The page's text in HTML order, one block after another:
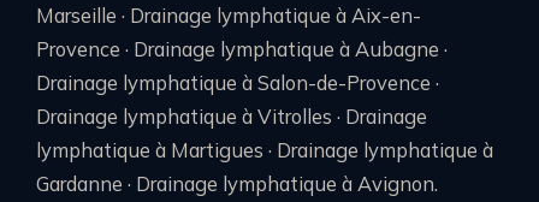
Marseille · Drainage lymphatique à Aix-en-
Provence · Drainage lymphatique à Aubagne ·
Drainage lymphatique à Salon-de-Provence ·
Drainage lymphatique à Vitrolles · Drainage
lymphatique à Martigues · Drainage lymphatique à
Gardanne · Drainage lymphatique à Avignon.